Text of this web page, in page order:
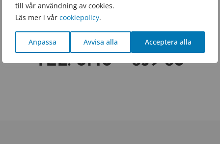
till vår användning av cookies.
Läs mer i vår cookiepolicy.
Anpassa Avvisa alla Acceptera alla
GDENSFOLKHOGSK
OLA.SE
TEL.0140 – 659 60